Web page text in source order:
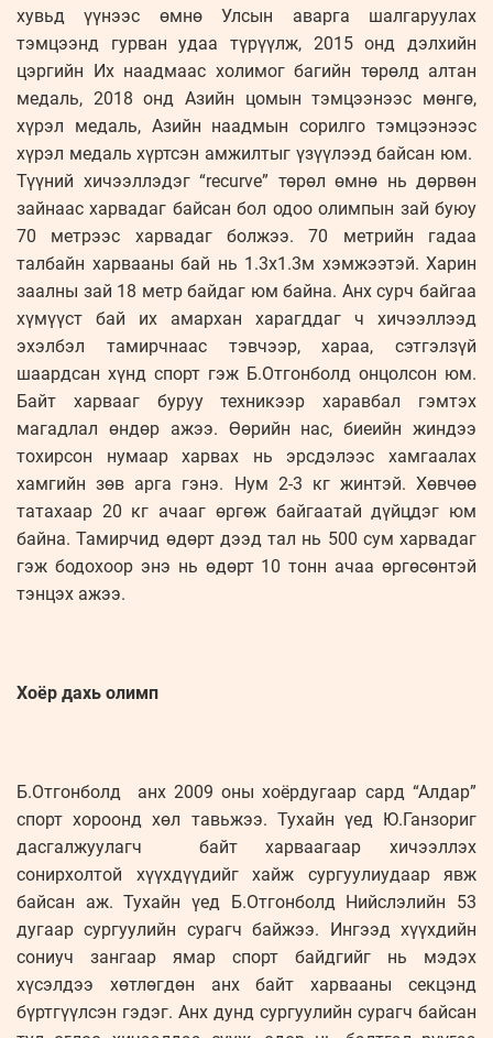
хувьд үүнээс өмнө Улсын аварга шалгаруулах
тэмцээнд гурван удаа түрүүлж, 2015 онд дэлхийн
цэргийн Их наадмаас холимог багийн төрөлд алтан
медаль, 2018 онд Азийн цомын тэмцээнээс мөнгө,
хүрэл медаль, Азийн наадмын сорилго тэмцээнээс
хүрэл медаль хүртсэн амжилтыг үзүүлээд байсан юм.
Түүний хичээллэдэг “recurve” төрөл өмнө нь дөрвөн
зайнаас харвадаг байсан бол одоо олимпын зай буюу
70 метрээс харвадаг болжээ. 70 метрийн гадаа
талбайн харвааны бай нь 1.3х1.3м хэмжээтэй. Харин
заалны зай 18 метр байдаг юм байна. Анх сурч байгаа
хүмүүст бай их амархан харагддаг ч хичээллээд
эхэлбэл тамирчнаас тэвчээр, хараа, сэтгэлзүй
шаардсан хүнд спорт гэж Б.Отгонболд онцолсон юм.
Байт харвааг буруу техникээр харавбал гэмтэх
магадлал өндөр ажээ. Өөрийн нас, биеийн жиндээ
тохирсон нумаар харвах нь эрсдэлээс хамгаалах
хамгийн зөв арга гэнэ. Нум 2-3 кг жинтэй. Хөвчөө
татахаар 20 кг ачааг өргөж байгаатай дүйцдэг юм
байна. Тамирчид өдөрт дээд тал нь 500 сум харвадаг
гэж бодохоор энэ нь өдөрт 10 тонн ачаа өргөсөнтэй
тэнцэх ажээ.
Хоёр дахь олимп
Б.Отгонболд анх 2009 оны хоёрдугаар сард “Алдар”
спорт хороонд хөл тавьжээ. Тухайн үед Ю.Ганзориг
дасгалжуулагч байт харваагаар хичээллэх
сонирхолтой хүүхдүүдийг хайж сургуулиудаар явж
байсан аж. Тухайн үед Б.Отгонболд Нийслэлийн 53
дугаар сургуулийн сурагч байжээ. Ингээд хүүхдийн
сониуч зангаар ямар спорт байдгийг нь мэдэх
хүсэлдээ хөтлөгдөн анх байт харвааны секцэнд
бүртгүүлсэн гэдэг. Анх дунд сургуулийн сурагч байсан